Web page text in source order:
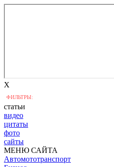
X
ФИЛЬТРЫ:
статьи
видео
цитаты
фото
сайты
МЕНЮ САЙТА
Автомототранспорт